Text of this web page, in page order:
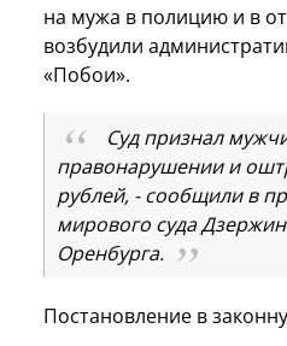
на мужа в полицию и в
возбудили
«Побои».
Суд признал
правонарушении и
рублей, - сообщили в
мирового суда
Оренбурга.
Постановление в